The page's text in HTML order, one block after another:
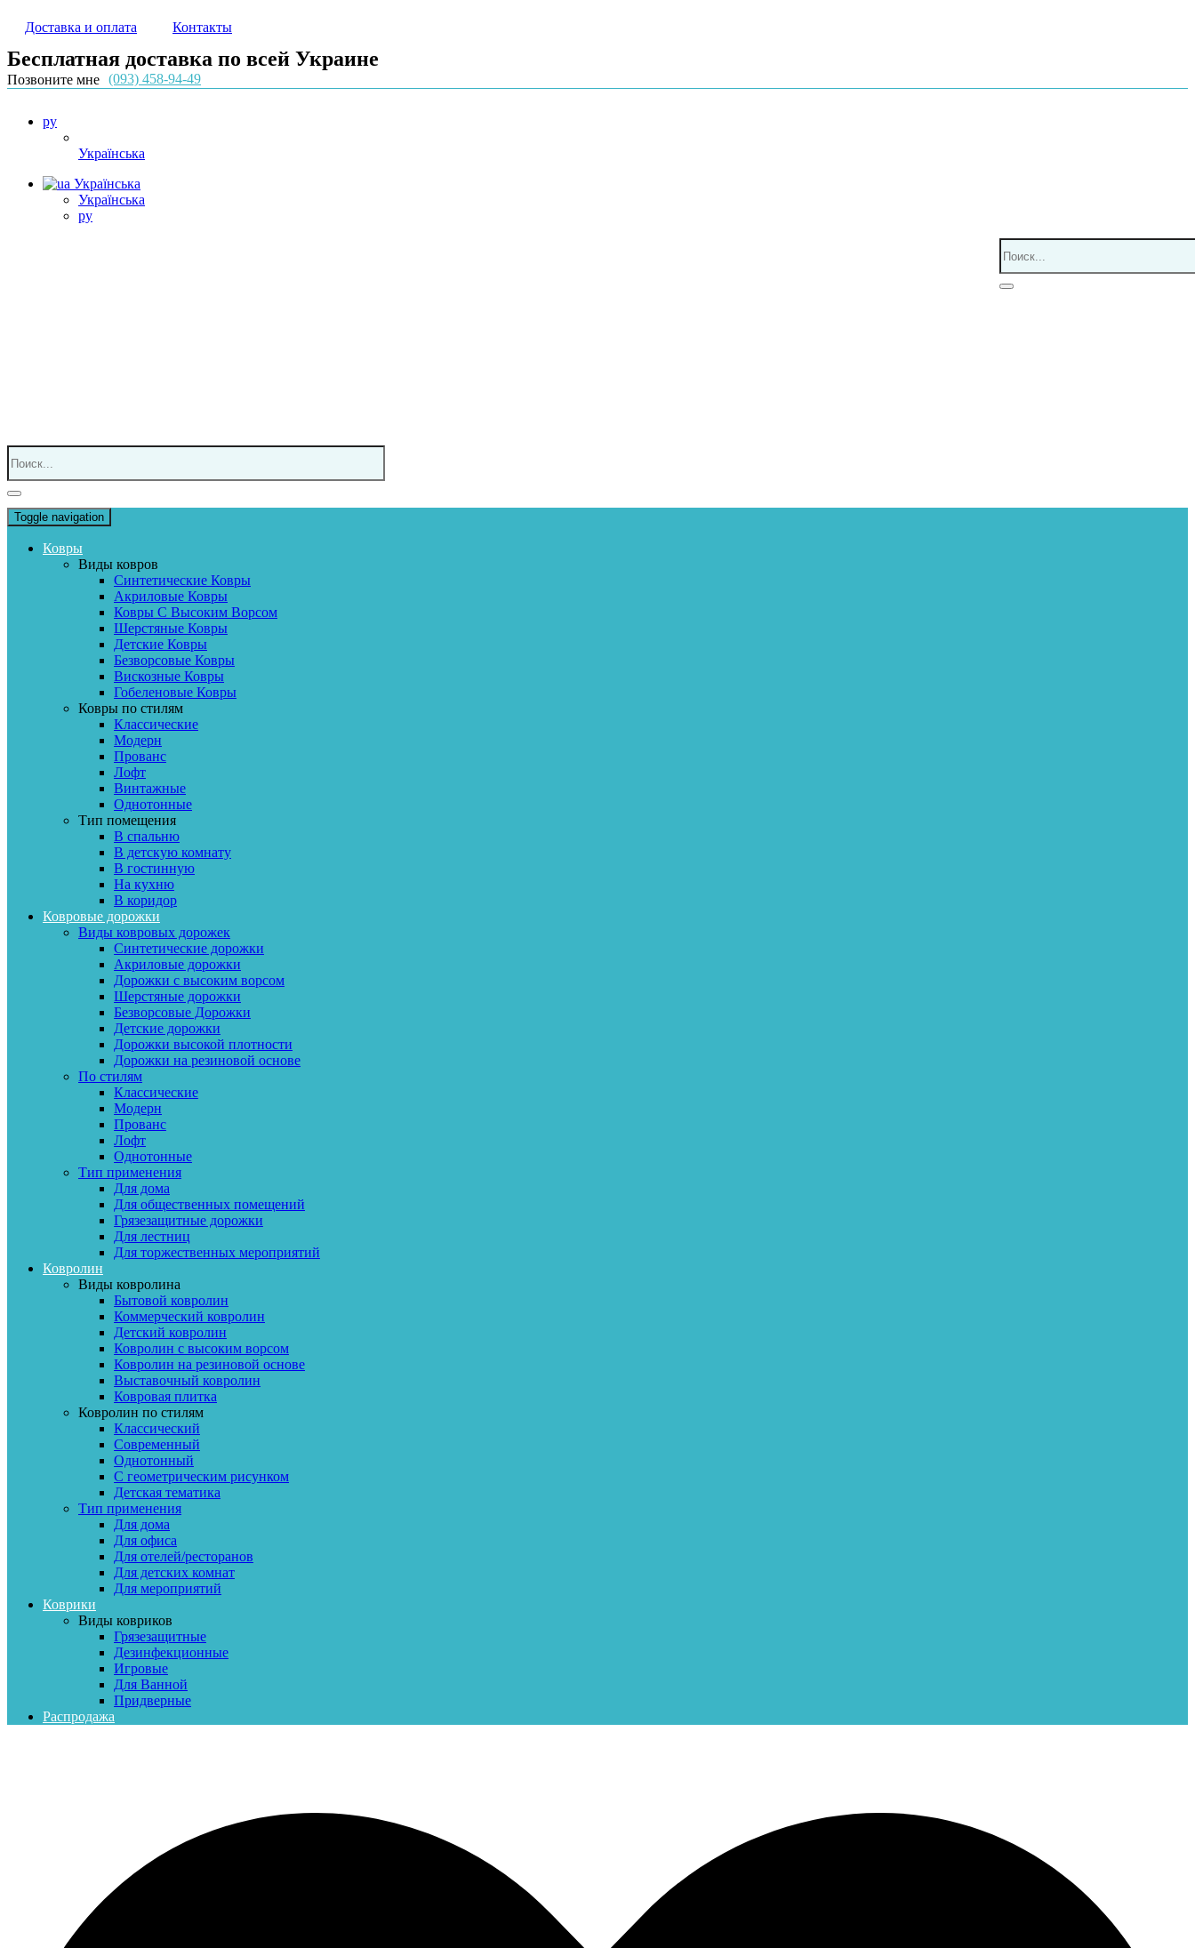
Доставка и оплата Контакты
Бесплатная доставка по всей Украине
Позвоните мне (093) 458-94-49
ру
Українська
Українська
Українська
ру
Toggle navigation
Ковры
Виды ковров
Синтетические Ковры
Акриловые Ковры
Ковры С Высоким Ворсом
Шерстяные Ковры
Детские Ковры
Безворсовые Ковры
Вискозные Ковры
Гобеленовые Ковры
Ковры по стилям
Классические
Модерн
Прованс
Лофт
Винтажные
Однотонные
Тип помещения
В спальню
В детскую комнату
В гостинную
На кухню
В коридор
Ковровые дорожки
Виды ковровых дорожек
Синтетические дорожки
Акриловые дорожки
Дорожки с высоким ворсом
Шерстяные дорожки
Безворсовые Дорожки
Детские дорожки
Дорожки высокой плотности
Дорожки на резиновой основе
По стилям
Классические
Модерн
Прованс
Лофт
Однотонные
Тип применения
Для дома
Для общественных помещений
Грязезащитные дорожки
Для лестниц
Для торжественных мероприятий
Ковролин
Виды ковролина
Бытовой ковролин
Коммерческий ковролин
Детский ковролин
Ковролин с высоким ворсом
Ковролин на резиновой основе
Выставочный ковролин
Ковровая плитка
Ковролин по стилям
Классический
Современный
Однотонный
С геометрическим рисунком
Детская тематика
Тип применения
Для дома
Для офиса
Для отелей/ресторанов
Для детских комнат
Для мероприятий
Коврики
Виды ковриков
Грязезащитные
Дезинфекционные
Игровые
Для Ванной
Придверные
Распродажа